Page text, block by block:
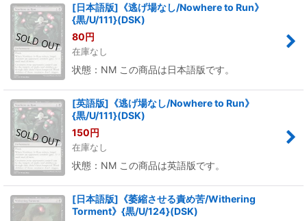
[日本語版]《逃げ場なし/Nowhere to Run》
{黒/U/111}(DSK)
80円
在庫なし
状態：NM この商品は日本語版です。
[英語版]《逃げ場なし/Nowhere to Run》
{黒/U/111}(DSK)
150円
在庫なし
状態：NM この商品は英語版です。
[日本語版]《萎縮させる責め苦/Withering
Torment》{黒/U/124}(DSK)